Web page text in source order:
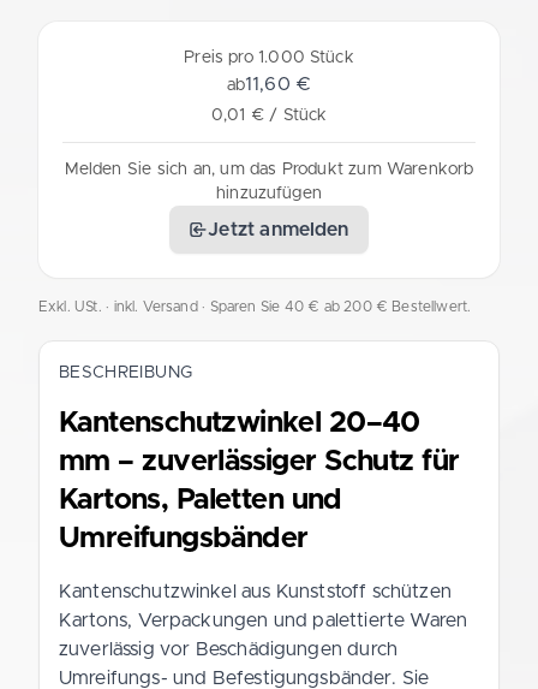
Preis pro 1.000 Stück
ab11,60 €
0,01 € / Stück
Melden Sie sich an, um das Produkt zum Warenkorb
hinzuzufügen
Jetzt anmelden
Exkl. USt. · inkl. Versand · Sparen Sie 40 € ab 200 € Bestellwert.
BESCHREIBUNG
Kantenschutzwinkel 20–40
mm – zuverlässiger Schutz für
Kartons, Paletten und
Umreifungsbänder
Kantenschutzwinkel aus Kunststoff schützen
Kartons, Verpackungen und palettierte Waren
zuverlässig vor Beschädigungen durch
Umreifungs- und Befestigungsbänder. Sie